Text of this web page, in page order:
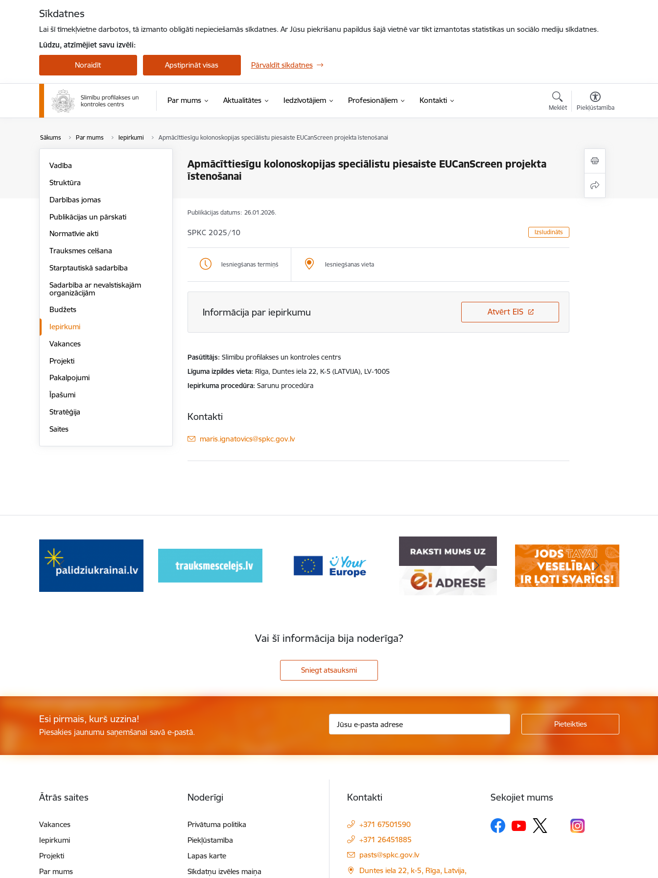
Sīkdatnes
Lai šī tīmekļvietne darbotos, tā izmanto obligāti nepieciešamās sīkdatnes. Ar Jūsu piekrišanu papildus šajā vietnē var tikt izmantotas statistikas un sociālo mediju sīkdatnes.
Lūdzu, atzīmējiet savu izvēli:
Noraidīt Apstiprināt visas Pārvaldīt sīkdatnes
Par mums Aktualitātes Iedzīvotājiem Profesionāļiem Kontakti
Pērtiķu bakas
Meklēt Piekļūstamība
Sākums Par mums Iepirkumi Apmācīttiesīgu kolonoskopijas speciālistu piesaiste EUCanScreen projekta īstenošanai
Apmācīttiesīgu kolonoskopijas speciālistu piesaiste EUCanScreen projekta
īstenošanai
Vadība
Struktūra
Darbības jomas
Publikācijas un pārskati
Normatīvie akti
Trauksmes celšana
Starptautiskā sadarbība
Sadarbība ar nevalstiskajām
organizācijām
Budžets
Iepirkumi
Vakances
Projekti
Pakalpojumi
Īpašumi
Stratēģija
Saites
Publikācijas datums: 26.01.2026.
SPKC 2025/10 Izsludināts
Iesniegšanas termiņš Iesniegšanas vieta
Informācija par iepirkumu Atvērt EIS
Pasūtītājs Slimību profilakses un kontroles centrs
Līguma izpildes vieta Rīga, Duntes iela 22, K-5 (LATVIJA), LV-1005
Iepirkuma procedūra Sarunu procedūra
Kontakti
E-pasts:
maris.ignatovics@spkc.gov.lv
Vai šī informācija bija noderīga?
Sniegt atsauksmi
Esi pirmais, kurš uzzina!
Piesakies jaunumu saņemšanai savā e-pastā.
Ātrās saites
Vakances
Iepirkumi
Projekti
Par mums
Noderīgi
Privātuma politika
Piekļūstamība
Lapas karte
Sīkdatņu izvēles maiņa
Kontakti
+371 67501590
+371 26451885
E-pasts:
pasts@spkc.gov.lv
Duntes iela 22, k-5, Rīga, Latvija,
Sekojiet mums